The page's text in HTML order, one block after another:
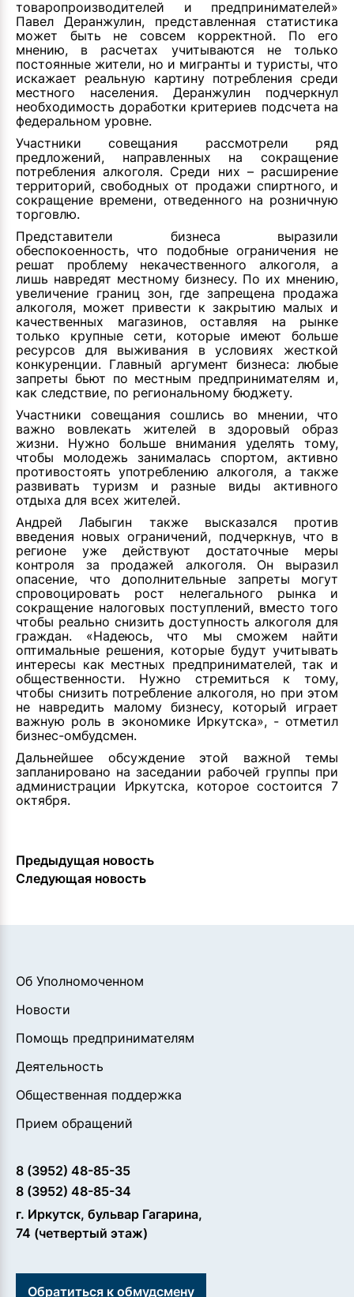
товаропроизводителей и предпринимателей»
Павел Деранжулин, представленная статистика
может быть не совсем корректной. По его
мнению, в расчетах учитываются не только
постоянные жители, но и мигранты и туристы, что
искажает реальную картину потребления среди
местного населения. Деранжулин подчеркнул
необходимость доработки критериев подсчета на
федеральном уровне.
Участники совещания рассмотрели ряд
предложений, направленных на сокращение
потребления алкоголя. Среди них – расширение
территорий, свободных от продажи спиртного, и
сокращение времени, отведенного на розничную
торговлю.
Представители бизнеса выразили
обеспокоенность, что подобные ограничения не
решат проблему некачественного алкоголя, а
лишь навредят местному бизнесу. По их мнению,
увеличение границ зон, где запрещена продажа
алкоголя, может привести к закрытию малых и
качественных магазинов, оставляя на рынке
только крупные сети, которые имеют больше
ресурсов для выживания в условиях жесткой
конкуренции. Главный аргумент бизнеса: любые
запреты бьют по местным предпринимателям и,
как следствие, по региональному бюджету.
Участники совещания сошлись во мнении, что
важно вовлекать жителей в здоровый образ
жизни. Нужно больше внимания уделять тому,
чтобы молодежь занималась спортом, активно
противостоять употреблению алкоголя, а также
развивать туризм и разные виды активного
отдыха для всех жителей.
Андрей Лабыгин также высказался против
введения новых ограничений, подчеркнув, что в
регионе уже действуют достаточные меры
контроля за продажей алкоголя. Он выразил
опасение, что дополнительные запреты могут
спровоцировать рост нелегального рынка и
сокращение налоговых поступлений, вместо того
чтобы реально снизить доступность алкоголя для
граждан. «Надеюсь, что мы сможем найти
оптимальные решения, которые будут учитывать
интересы как местных предпринимателей, так и
общественности. Нужно стремиться к тому,
чтобы снизить потребление алкоголя, но при этом
не навредить малому бизнесу, который играет
важную роль в экономике Иркутска», - отметил
бизнес-омбудсмен.
Дальнейшее обсуждение этой важной темы
запланировано на заседании рабочей группы при
администрации Иркутска, которое состоится 7
октября.
Предыдущая новость
Следующая новость
Об Уполномоченном
Новости
Помощь предпринимателям
Деятельность
Общественная поддержка
Прием обращений
8 (3952) 48-85-35
8 (3952) 48-85-34
г. Иркутск, бульвар Гагарина,
74 (четвертый этаж)
Обратиться к обмудсмену